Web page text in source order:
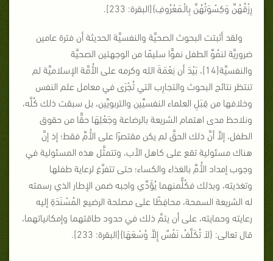
رِزْقُهُنَّ وَكِسْوَتُهُنَّ بِالْـمَعْرُوفِ}[البقرة: 233].
ولقد أثبتت البحوث الصحيَّة والنفسيَّة الحديثة أن فترة عامين
ضروريَّة لنمُوِّ الطفل نموًّا سليمًا من الوجهتين الصحيَّة
والنفسيَّة[14]، بَيْدَ أن نِعْمَةَ الله وكرمه على الأُمَّة الإسلاميَّة لم
تنتظر نتائج البحوث والتجارِب التي تُجْرَى في معامل علم النفس
وخلافها من قِبَلِ العلماء النفسيِّين والتربويِّين، بل سبقت ذلك كُلَّه،
ونلاحظ مدى اهتمام الشريعة بالرضاعة وجَعْلِهَا حقًّا من حقوق
الطفل، إلاَّ أنَّ ذلك الحقَّ لم يكن مقتصرًا على الأُمِّ فقط؛ إذ إنَّ
هناك مسئولية تقع على كاهل الأب، وتتمثَّل هذه المسئولية في
وجوب إمداد الأُمِّ بالغذاء والكساء؛ حتى تتفرَّغ لرعاية طفلها
وتغذيته، وبذلك فكُلٌّمنهما يُؤَدِّي واجبه ضمن الإطار الذي رسمته
له الشريعة السمحة، محافِظًا على مصلحة الرضيع المُسْنَدَةِ إليه
رعايته وحمايته، على أن يتمَّ ذلك في حدود طاقتهما وإمكانياتهما،
قال تعالى: {لاَ تُكَلَّفُ نَفْسٌ إِلاَّ وُسْعَهَا}[البقرة: 233].